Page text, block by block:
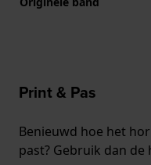
Print & Pas
Benieuwd hoe het
past? Gebruik dan